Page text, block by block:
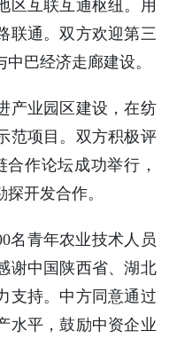
区互联互通枢纽。用
联通。双方欢迎第三
巴经济走廊建设。
产业园区建设，在纺
范项目。双方积极评
作论坛成功举行，
开发合作。
名青年农业技术人员
谢中国陕西省、湖北
支持。中方同意通过
水平，鼓励中资企业